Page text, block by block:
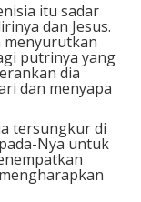
itu sadar
dan Jesus.
putrinya yang
dia
dan menyapa
tersungkur di
Nya untuk